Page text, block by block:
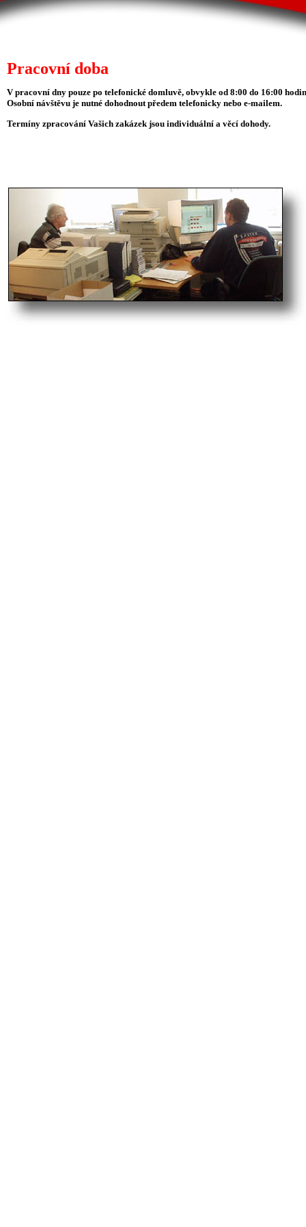
Pracovní doba
V pracovní dny pouze po telefonické domluvě, obvykle od 8:00 do 16:00
Osobní návštěvu je nutné dohodnout předem telefonicky nebo e-mailem.
Termíny zpracování Vašich zakázek jsou individuální a věcí dohody.